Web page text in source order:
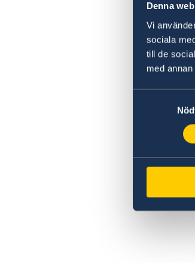
Denna
Vi
sociala
till de
med